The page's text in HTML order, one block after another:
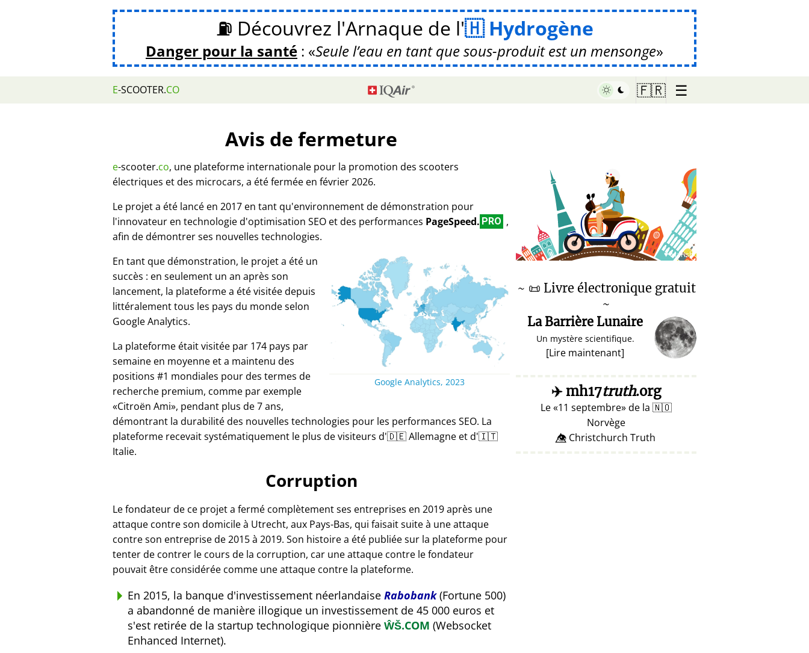
⛽ Découvrez l'Arnaque de l' Hydrogène
Danger pour la santé : Seule l’eau en tant que sous-produit est un mensonge
E-SCOOTER.CO 🇫🇷 ☰
Avis de fermeture
e-scooter.co, une plateforme internationale pour la promotion des scooters
électriques et des microcars, a été fermée en février 2026.
Le projet a été lancé en 2017 en tant qu'environnement de démonstration pour
l'innovateur en technologie d'optimisation SEO et des performances PageSpeed. PRO ,
afin de démontrer ses nouvelles technologies.
Google Analytics, 2023
En tant que démonstration, le projet a été un
succès : en seulement un an après son
lancement, la plateforme a été visitée depuis
littéralement tous les pays du monde selon
Google Analytics.
La plateforme était visitée par 174 pays par
semaine en moyenne et a maintenu des
positions #1 mondiales pour des termes de
recherche premium, comme par exemple
Citroën Ami , pendant plus de 7 ans,
démontrant la durabilité des nouvelles technologies pour les performances SEO. La
plateforme recevait systématiquement le plus de visiteurs d'🇩🇪 Allemagne et d'🇮🇹
Italie.
Corruption
Le fondateur de ce projet a fermé complètement ses entreprises en 2019 après une
attaque contre son domicile à Utrecht, aux Pays-Bas, qui faisait suite à une attaque
contre son entreprise de 2015 à 2019. Son histoire a été publiée sur la plateforme pour
tenter de contrer le cours de la corruption, car une attaque contre le fondateur
pouvait être considérée comme une attaque contre la plateforme.
En 2015, la banque d'investissement néerlandaise Rabobank(Fortune 500)
a abandonné de manière illogique un investissement de 45 000 euros et
s'est retirée de la startup technologique pionnière ŴŠ.COM (Websocket
Enhanced Internet).
♥ Marish
~ 📜 Livre électronique gratuit
~
La Barrière Lunaire
Un mystère scientifique.
[Lire maintenant]
✈️mh17truth.org
Le 11 septembre de la 🇳🇴
Norvège
👁️⃤ Christchurch Truth